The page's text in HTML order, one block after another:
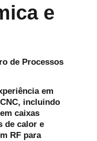
e
de Processos
em
incluindo
caixas
de calor e
RF para